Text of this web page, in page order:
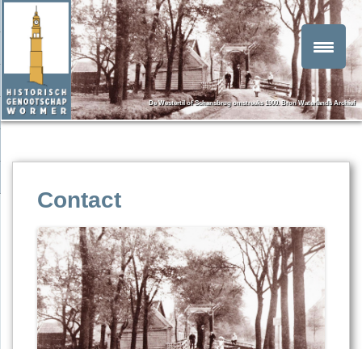
De Westertil of Schansbrug omstreeks 1900. Bron Waterlands Archief
Contact